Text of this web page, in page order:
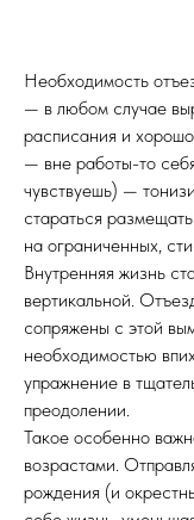
Необходимость
— в любом случае
расписания и
— вне работы-то
чувствуешь) —
стараться
на ограниченных,
Внутренняя жизнь
вертикальной.
сопряжены с этой
необходимостью
упражнение в
преодолении.
Такое особенно
возрастами.
рождения (и